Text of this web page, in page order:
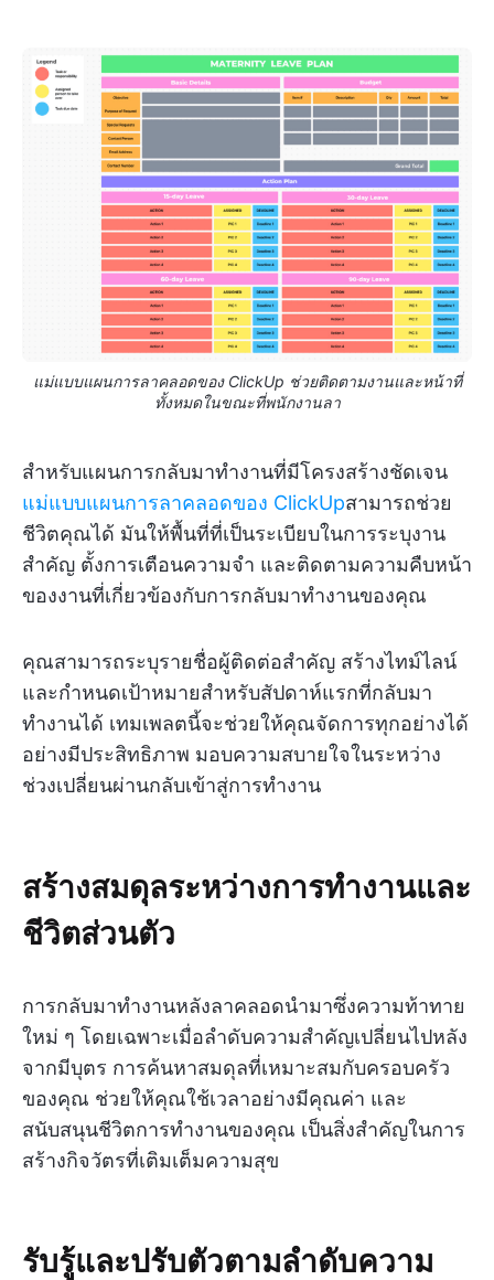
แม่แบบแผนการลาคลอดของ ClickUp ช่วยติดตามงานและหน้าที่
ทั้งหมดในขณะที่พนักงานลา
สำหรับแผนการกลับมาทำงานที่มีโครงสร้างชัดเจน
แม่แบบแผนการลาคลอดของ ClickUpสามารถช่วย
ชีวิตคุณได้ มันให้พื้นที่ที่เป็นระเบียบในการระบุงาน
สำคัญ ตั้งการเตือนความจำ และติดตามความคืบหน้า
ของงานที่เกี่ยวข้องกับการกลับมาทำงานของคุณ
คุณสามารถระบุรายชื่อผู้ติดต่อสำคัญ สร้างไทม์ไลน์
และกำหนดเป้าหมายสำหรับสัปดาห์แรกที่กลับมา
ทำงานได้ เทมเพลตนี้จะช่วยให้คุณจัดการทุกอย่างได้
อย่างมีประสิทธิภาพ มอบความสบายใจในระหว่าง
ช่วงเปลี่ยนผ่านกลับเข้าสู่การทำงาน
สร้างสมดุลระหว่างการทำงานและ
ชีวิตส่วนตัว
การกลับมาทำงานหลังลาคลอดนำมาซึ่งความท้าทาย
ใหม่ ๆ โดยเฉพาะเมื่อลำดับความสำคัญเปลี่ยนไปหลัง
จากมีบุตร การค้นหาสมดุลที่เหมาะสมกับครอบครัว
ของคุณ ช่วยให้คุณใช้เวลาอย่างมีคุณค่า และ
สนับสนุนชีวิตการทำงานของคุณ เป็นสิ่งสำคัญในการ
สร้างกิจวัตรที่เติมเต็มความสุข
รับรู้และปรับตัวตามลำดับความ